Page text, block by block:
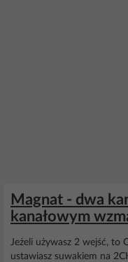
Magnat - dwa
kanałowym
Jeżeli używasz 2 wejść, to
ustawiasz suwakiem na